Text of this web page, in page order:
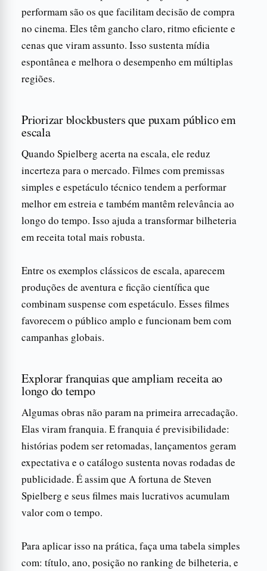
performam são os que facilitam decisão de compra
no cinema. Eles têm gancho claro, ritmo eficiente e
cenas que viram assunto. Isso sustenta mídia
espontânea e melhora o desempenho em múltiplas
regiões.
Priorizar blockbusters que puxam público em
escala
Quando Spielberg acerta na escala, ele reduz
incerteza para o mercado. Filmes com premissas
simples e espetáculo técnico tendem a performar
melhor em estreia e também mantêm relevância ao
longo do tempo. Isso ajuda a transformar bilheteria
em receita total mais robusta.
Entre os exemplos clássicos de escala, aparecem
produções de aventura e ficção científica que
combinam suspense com espetáculo. Esses filmes
favorecem o público amplo e funcionam bem com
campanhas globais.
Explorar franquias que ampliam receita ao
longo do tempo
Algumas obras não param na primeira arrecadação.
Elas viram franquia. E franquia é previsibilidade:
histórias podem ser retomadas, lançamentos geram
expectativa e o catálogo sustenta novas rodadas de
publicidade. É assim que A fortuna de Steven
Spielberg e seus filmes mais lucrativos acumulam
valor com o tempo.
Para aplicar isso na prática, faça uma tabela simples
com: título, ano, posição no ranking de bilheteria, e